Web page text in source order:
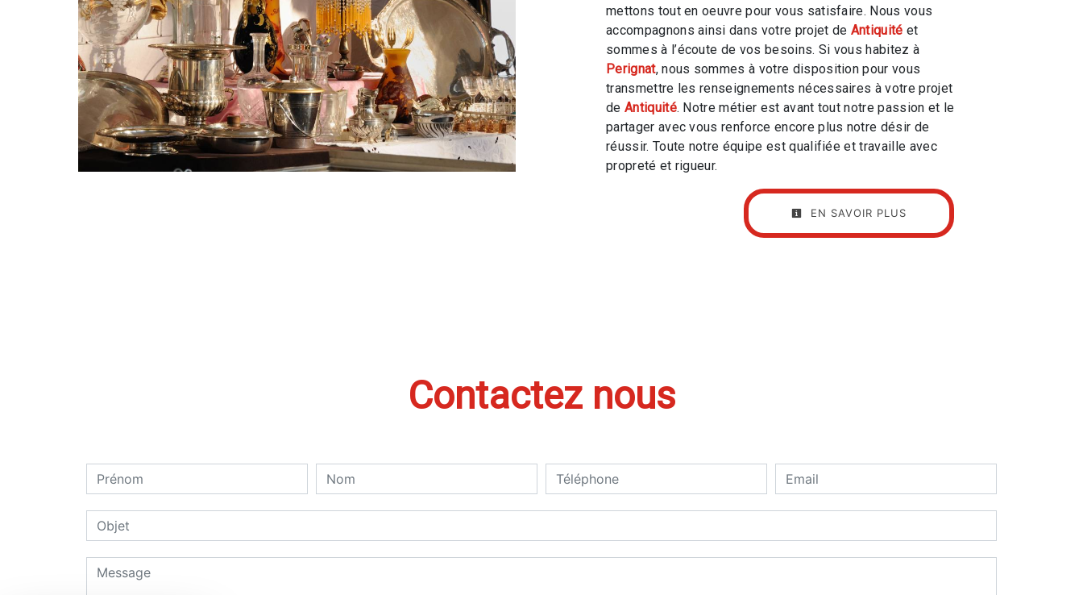
mettons tout en oeuvre pour vous satisfaire. Nous vous
accompagnons ainsi dans votre projet de Antiquité et
sommes à l’écoute de vos besoins. Si vous habitez à
Perignat, nous sommes à votre disposition pour vous
transmettre les renseignements nécessaires à votre projet
de Antiquité. Notre métier est avant tout notre passion et le
partager avec vous renforce encore plus notre désir de
réussir. Toute notre équipe est qualifiée et travaille avec
propreté et rigueur.
EN SAVOIR PLUS
Contactez nous